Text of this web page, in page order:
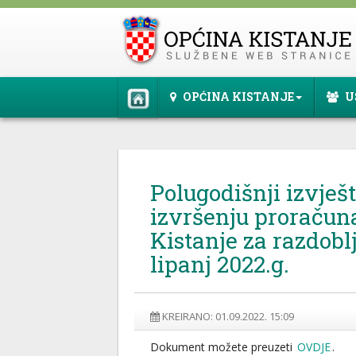
OPĆINA KISTANJE
Polugodišnji
izvršenju
Kistanje za
lipanj 2022.g.
KREIRANO: 01.09.2022. 15:09
Dokument možete preuzeti OVDJE.